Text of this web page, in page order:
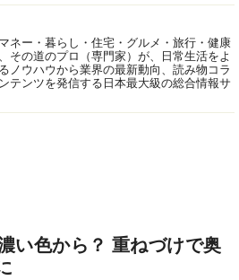
ネー・暮らし・住宅・グルメ・旅行・健康
その道のプロ（専門家）が、日常生活をよ
ノウハウから業界の最新動向、読み物コラ
テンツを発信する日本最大級の総合情報サ
い色から？ 重ねづけで奥